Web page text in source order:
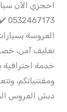
احجزي الآن
العروسة
تغليف آمن،
خدمة احترافية
ومقتنياتكم،
دبش العروس